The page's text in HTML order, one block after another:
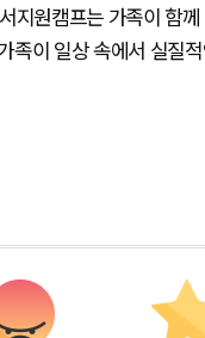
원캠프는 가족이 함
이 일상 속에서 실질